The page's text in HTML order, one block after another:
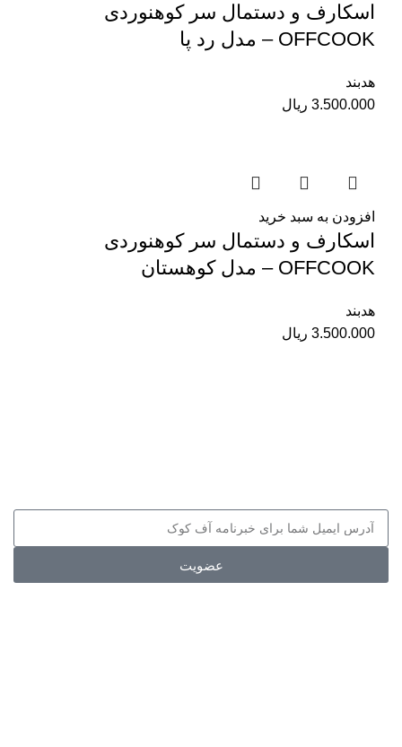
اسکارف و دستمال سر کوهنوردی
OFFCOOK – مدل رد پا
هدبند
3.500.000 ریال
افزودن به سبد خرید
اسکارف و دستمال سر کوهنوردی
OFFCOOK – مدل کوهستان
هدبند
3.500.000 ریال
عضویت